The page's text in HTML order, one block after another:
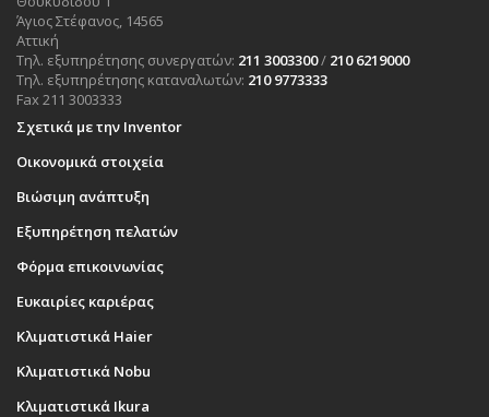
Άγιος Στέφανος, 14565
Αττική
Τηλ. εξυπηρέτησης συνεργατών: 211 3003300/ 210 6219000
Τηλ. εξυπηρέτησης καταναλωτών: 210 9773333
Fax 211 3003333
Σχετικά με την Inventor
Οικονομικά στοιχεία
Βιώσιμη ανάπτυξη
Εξυπηρέτηση πελατών
Φόρμα επικοινωνίας
Ευκαιρίες καριέρας
Κλιματιστικά Haier
Κλιματιστικά Nobu
Κλιματιστικά Ikura